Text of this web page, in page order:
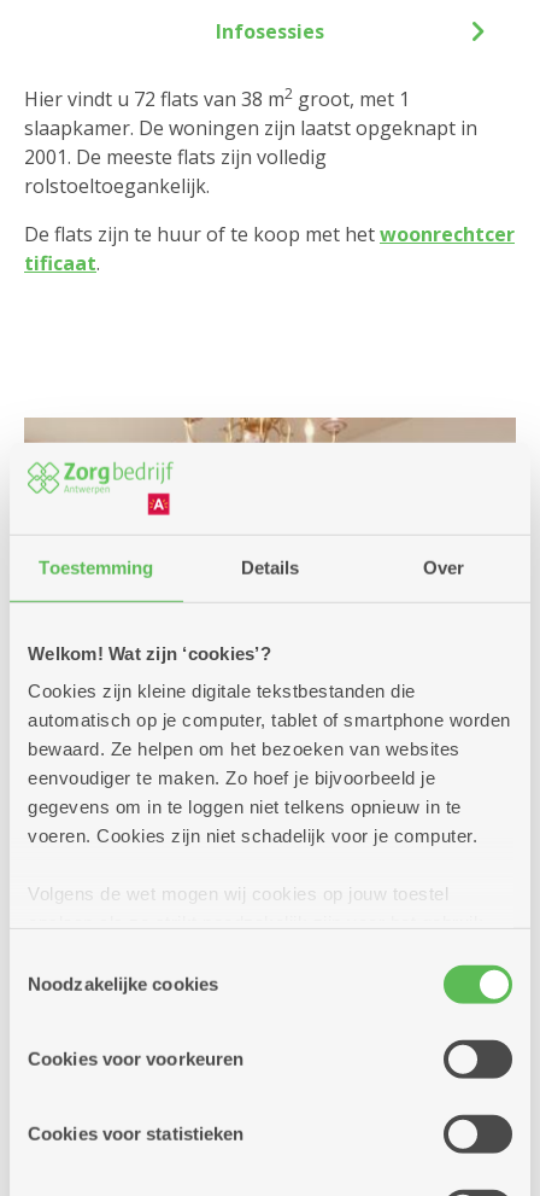
Toestemming Details Over
Welkom! Wat zijn ‘cookies’?
Cookies zijn kleine digitale tekstbestanden die
automatisch op je computer, tablet of smartphone worden
bewaard. Ze helpen om het bezoeken van websites
eenvoudiger te maken. Zo hoef je bijvoorbeeld je
gegevens om in te loggen niet telkens opnieuw in te
voeren. Cookies zijn niet schadelijk voor je computer.
Volgens de wet mogen wij cookies op jouw toestel
cookies hebben we jouw toestemming nodig. Sommige
cookies worden geplaatst door derde partijen die een
informatie over jouw (geanonimiseerd) gebruik van onze
partners kunnen deze gegevens combineren met andere
Noodzakelijke cookies
Cookies voor voorkeuren
Cookies voor statistieken
Hier vindt u 72 flats van 38 m2 groot, met 1
slaapkamer. De woningen zijn laatst opgeknapt in
2001. De meeste flats zijn volledig
rolstoeltoegankelijk.
De flats zijn te huur of te koop met hetwoonrechtcer
tificaat.
slaapkamer en terras
Vlak bij winkels en stadscentrum
servicekost) (dagprijs = 19,29 euro)
Koopprijs: 156.000 euro (excl. servicekost van
Infosessies